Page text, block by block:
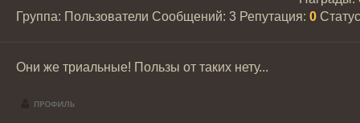
Группа: Пользователи Сообщений: 3 Репутация: 0
Они же триальные! Пользы от таких нету...